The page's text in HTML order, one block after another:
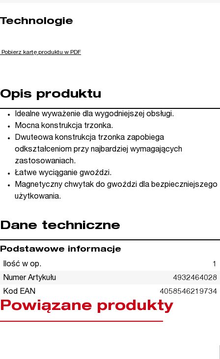
Technologie
Pobierz kartę produktu w PDF
Opis produktu
Idealne wyważenie dla wygodniejszej obsługi.
Mocna konstrukcja trzonka.
Dwuteowa konstrukcja trzonka zapobiega
odkształceniom przy najbardziej wymagających
zastosowaniach.
Łatwe wyciąganie gwoździ.
Magnetyczny chwytak do gwoździ dla bezpieczniejszego
użytkowania.
Dane techniczne
Podstawowe informacje
Ilość w op.
1
Numer Artykułu
4932464028
Kod EAN
4058546219734
Powiązane produkty